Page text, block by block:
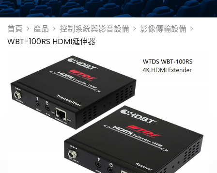
體感互動裝置
3D Mapping
全息影像系統
投影設備租賃
金字塔設備租賃
投影機
銀幕
全息金字塔
顯示器
首頁 產品 控制系統與影音設備
影像傳輸設備
WBT-100RS HDMI延伸器